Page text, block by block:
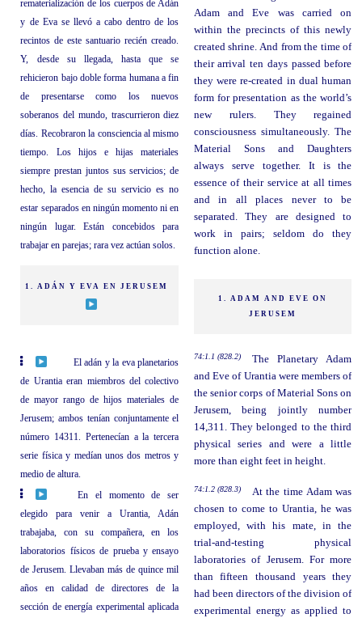
rematerialización de los cuerpos de Adán
y de Eva se llevó a cabo dentro de los
recintos de este santuario recién creado.
Y, desde su llegada, hasta que se
rehicieron bajo doble forma humana a fin
de presentarse como los nuevos
soberanos del mundo, trascurrieron diez
días. Recobraron la consciencia al mismo
tiempo. Los hijos e hijas materiales
siempre prestan juntos sus servicios; de
hecho, la esencia de su servicio es no
estar separados en ningún momento ni en
ningún lugar. Están concebidos para
trabajar en parejas; rara vez actúan solos.
Adam and Eve was carried on
within the precincts of this newly
created shrine. And from the time of
their arrival ten days passed before
they were re-created in dual human
form for presentation as the world’s
new rulers. They regained
consciousness simultaneously. The
Material Sons and Daughters
always serve together. It is the
essence of their service at all times
and in all places never to be
separated. They are designed to
work in pairs; seldom do they
function alone.
1. ADÁN Y EVA EN JERUSEM
1. ADAM AND EVE ON
JERUSEM
El adán y la eva planetarios
de Urantia eran miembros del colectivo
de mayor rango de hijos materiales de
Jerusem; ambos tenían conjuntamente el
número 14311. Pertenecían a la tercera
serie física y medían unos dos metros y
medio de altura.
74:1.1 (828.2)
The Planetary Adam
and Eve of Urantia were members of
the senior corps of Material Sons on
Jerusem, being jointly number
14,311. They belonged to the third
physical series and were a little
more than eight feet in height.
En el momento de ser
elegido para venir a Urantia, Adán
trabajaba, con su compañera, en los
laboratorios físicos de prueba y ensayo
de Jerusem. Llevaban más de quince mil
años en calidad de directores de la
sección de energía experimental aplicada
74:1.2 (828.3)
At the time Adam was
chosen to come to Urantia, he was
employed, with his mate, in the
trial-and-testing physical
laboratories of Jerusem. For more
than fifteen thousand years they
had been directors of the division of
experimental energy as applied to